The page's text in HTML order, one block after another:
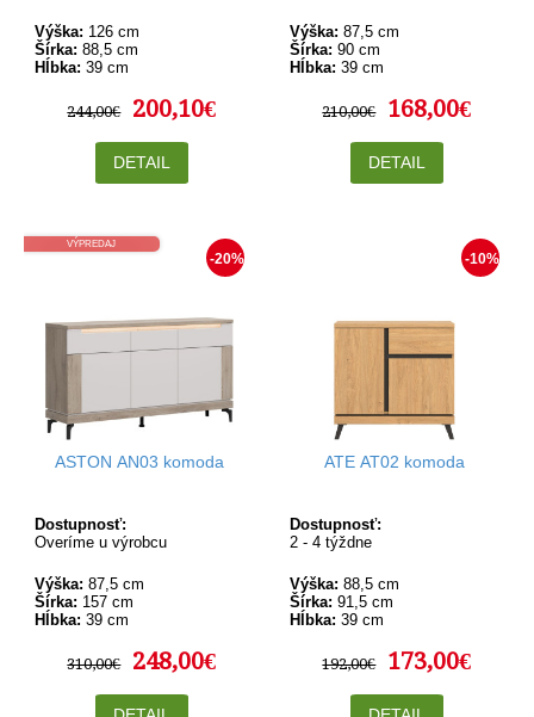
Výška: 126 cm
Šírka: 88,5 cm
Hĺbka: 39 cm
244,00€ 200,10€
DETAIL
Výška: 87,5 cm
Šírka: 90 cm
Hĺbka: 39 cm
210,00€ 168,00€
DETAIL
VÝPREDAJ
-20%
ASTON AN03 komoda
Dostupnosť:
Overíme u výrobcu
Výška: 87,5 cm
Šírka: 157 cm
Hĺbka: 39 cm
310,00€ 248,00€
-10%
ATE AT02 komoda
Dostupnosť:
2 - 4 týždne
Výška: 88,5 cm
Šírka: 91,5 cm
Hĺbka: 39 cm
192,00€ 173,00€